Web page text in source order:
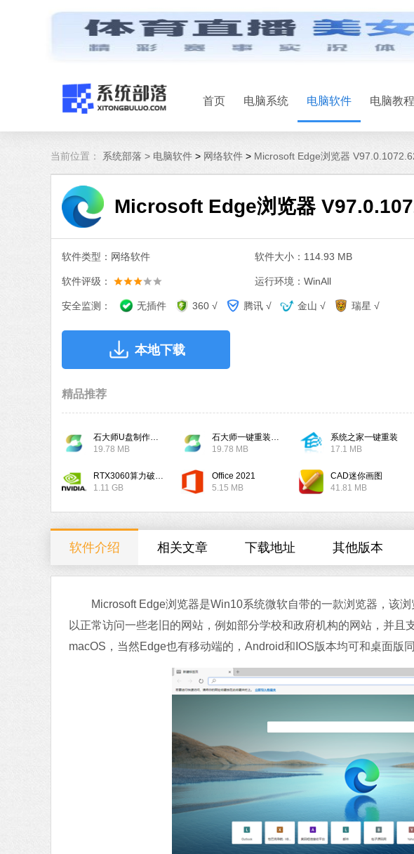
首页 电脑系统 电脑软件 电脑教程
当前位置： 系统部落 > 电脑软件 > 网络软件 > Microsoft Edge浏览器
Microsoft Edge浏览器
软件类型：网络软件 软件大小：114.93 MB
软件评级： 运行环境：WinAll
安全监测： 无插件 360 √ 腾讯 √ 金山 √ 瑞星 √
本地下载
精品推荐
19.78 MB
19.78 MB
系统之家一键重装
17.1 MB
1.11 GB
Office 2021
5.15 MB
CAD迷你画图
41.81 MB
软件介绍 相关文章 下载地址 其他版本
Microsoft Edge浏览器是Win10系统微软自带的一款浏览器，该浏
以正常访问一些老旧的网站，例如部分学校和政府机构的网站，并且
macOS，当然Edge也有移动端的，Android和IOS版本均可和桌面版同